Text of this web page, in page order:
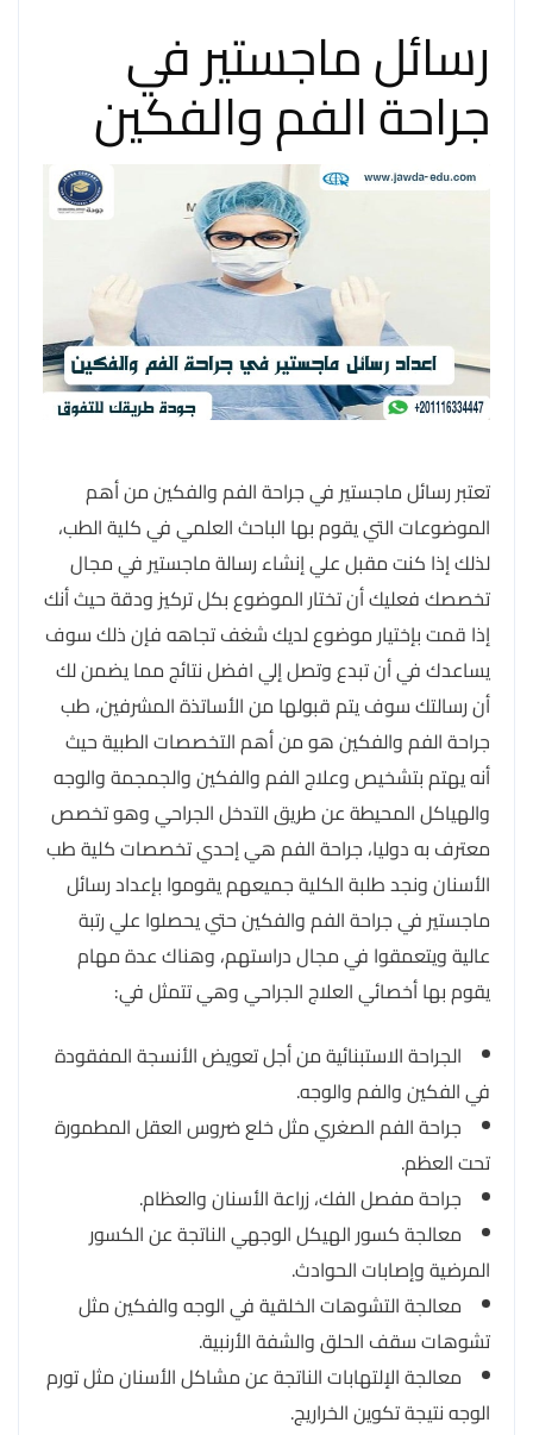
رسائل ماجستير في
جراحة الفم والفكين
تعتبر رسائل ماجستير في جراحة الفم والفكين من أهم
الموضوعات التي يقوم بها الباحث العلمي في كلية الطب،
لذلك إذا كنت مقبل علي إنشاء رسالة ماجستير في مجال
تخصصك فعليك أن تختار الموضوع بكل تركيز ودقة حيث أنك
إذا قمت بإختيار موضوع لديك شغف تجاهه فإن ذلك سوف
يساعدك في أن تبدع وتصل إلي افضل نتائج مما يضمن لك
أن رسالتك سوف يتم قبولها من الأساتذة المشرفين، طب
جراحة الفم والفكين هو من أهم التخصصات الطبية حيث
أنه يهتم بتشخيص وعلاج الفم والفكين والجمجمة والوجه
والهياكل المحيطة عن طريق التدخل الجراحي وهو تخصص
معترف به دوليا، جراحة الفم هي إحدي تخصصات كلية طب
الأسنان ونجد طلبة الكلية جميعهم يقوموا بإعداد رسائل
ماجستير في جراحة الفم والفكين حتي يحصلوا علي رتبة
عالية ويتعمقوا في مجال دراستهم، وهناك عدة مهام
يقوم بها أخصائي العلاج الجراحي وهي تتمثل في:
الجراحة الاستبنائية من أجل تعويض الأنسجة المفقودة
في الفكين والفم والوجه.
جراحة الفم الصغري مثل خلع ضروس العقل المطمورة
تحت العظم.
جراحة مفصل الفك، زراعة الأسنان والعظام.
معالجة كسور الهيكل الوجهي الناتجة عن الكسور
المرضية وإصابات الحوادث.
معالجة التشوهات الخلقية في الوجه والفكين مثل
تشوهات سقف الحلق والشفة الأرنبية.
معالجة الإلتهابات الناتجة عن مشاكل الأسنان مثل تورم
الوجه نتيجة تكوين الخراريج.